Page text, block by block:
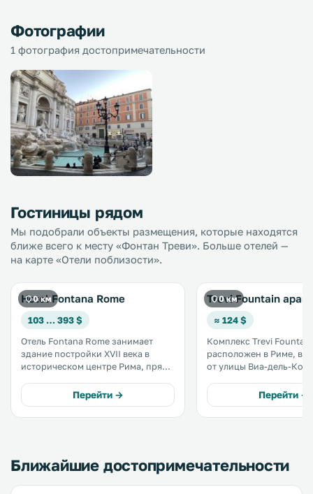
Фотографии
1 фотография достопримечательности
Гостиницы рядом
Мы подобрали объекты размещения, которые находятся
ближе всего к месту «Фонтан Треви». Больше отелей —
на карте «Отели поблизости».
0 км
Hotel Fontana Rome
103 … 393 $
Отель Fontana Rome занимает
здание постройки XVII века в
историческом центре Рима, прямо
террасе на крыше, с которой
открывается прекрасный вид на
Перейти →
0 км
Trevi Fountain
≈ 124 $
Комплекс Trevi Fountain
расположен в Риме, в
от улицы Виа-дель-
собственной кухней и
WiFi. Все апартаменты оснащены
кондиционерами. .
Перейти →
Ближайшие достопримечательности